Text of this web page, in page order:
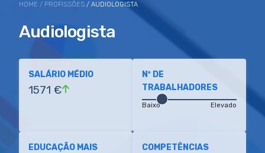
HOME / PROFISSÕES / AUDIOLOGISTA
Audiologista
SALÁRIO MÉDIO
1571 €
Nº DE
TRABALHADORES
Baixo Elevado
EDUCAÇÃO MAIS
COMPETÊNCIAS